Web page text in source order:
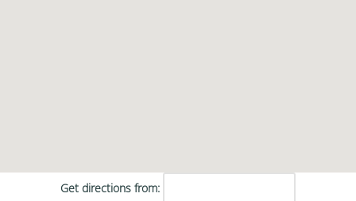
Get directions from: